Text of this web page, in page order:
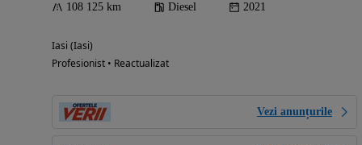
108 125 km Diesel 2021
Iasi (Iasi)
Profesionist • Reactualizat
Vezi anunțurile